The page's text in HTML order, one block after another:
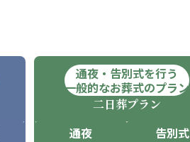
通夜・告別式を行う
一般的なお葬式のプラン
二日葬プラン
通夜
告別式